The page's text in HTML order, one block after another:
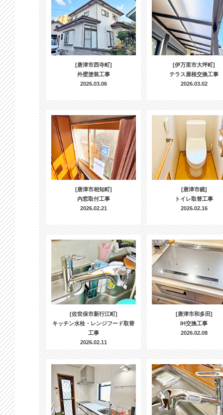
[唐津市西寺町]
外壁塗装工事
2026.03.06
[伊万里市大坪町]
テラス屋根交換工事
2026.03.02
[唐津市相知町]
内窓取付工事
2026.02.21
[唐津市鏡]
トイレ取替工事
2026.02.16
[佐世保市新行江町]
キッチン水栓・レンジフード取替
工事
2026.02.11
[唐津市和多田]
IH交換工事
2026.02.08